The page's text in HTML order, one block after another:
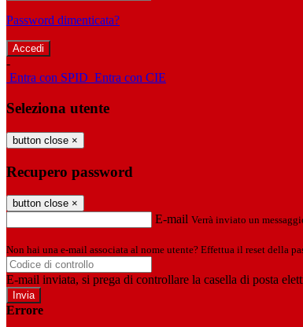
Password dimenticata?
-
Entra con SPID Entra con CIE
Seleziona utente
button close ×
Recupero password
button close ×
E-mail Verrà inviato un
Non hai una e-mail associata al nome utente? Effettua il reset della
E-mail inviata, si prega di controllare la casella di posta
Errore